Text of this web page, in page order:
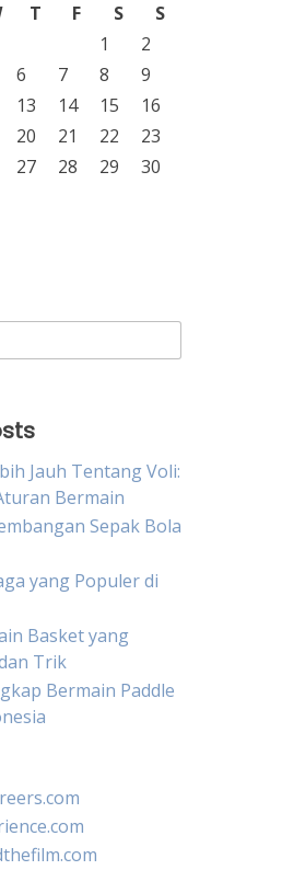
T F S
S
1
2
6 7 8
9
13 14 15
16
20 21 22
23
27 28 29
30
Jauh Tentang Voli:
Bermain
Sepak Bola
yang Populer di
Basket yang
Trik
Bermain Paddle